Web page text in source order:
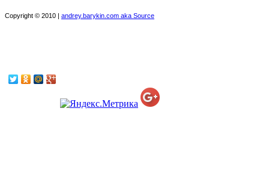
Copyright © 2010 | andrey.barykin.com aka Source